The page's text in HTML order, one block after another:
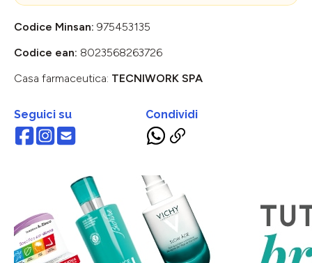
Codice Minsan: 975453135
Codice ean: 8023568263726
Casa farmaceutica: TECNIWORK SPA
Seguici su Condividi